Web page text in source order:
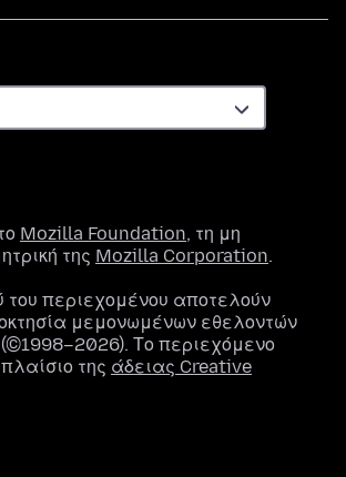
Mozilla Foundation, τη μη
της Mozilla Corporation.
περιεχομένου αποτελούν
μεμονωμένων εθελοντών
Το περιεχόμενο
της άδειας Creative